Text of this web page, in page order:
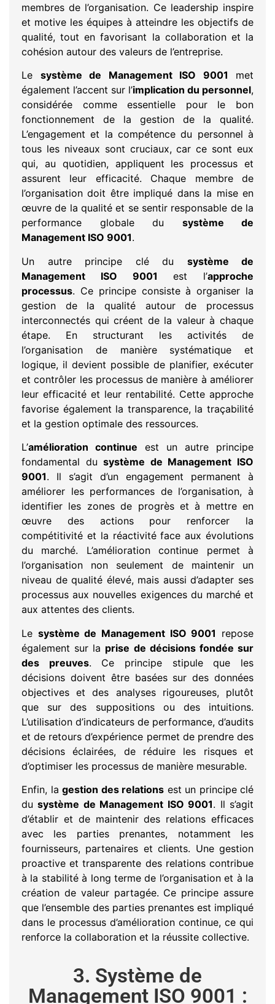
membres de l’organisation. Ce leadership inspire
et motive les équipes à atteindre les objectifs de
qualité, tout en favorisant la collaboration et la
cohésion autour des valeurs de l’entreprise.
Le système de Management ISO 9001 met
également l’accent sur l’implication du personnel,
considérée comme essentielle pour le bon
fonctionnement de la gestion de la qualité.
L’engagement et la compétence du personnel à
tous les niveaux sont cruciaux, car ce sont eux
qui, au quotidien, appliquent les processus et
assurent leur efficacité. Chaque membre de
l’organisation doit être impliqué dans la mise en
œuvre de la qualité et se sentir responsable de la
performance globale du système de
Management ISO 9001.
Un autre principe clé du système de
Management ISO 9001 est l’approche
processus. Ce principe consiste à organiser la
gestion de la qualité autour de processus
interconnectés qui créent de la valeur à chaque
étape. En structurant les activités de
l’organisation de manière systématique et
logique, il devient possible de planifier, exécuter
et contrôler les processus de manière à améliorer
leur efficacité et leur rentabilité. Cette approche
favorise également la transparence, la traçabilité
et la gestion optimale des ressources.
L’amélioration continue est un autre principe
fondamental dusystème de Management ISO
9001. Il s’agit d’un engagement permanent à
améliorer les performances de l’organisation, à
identifier les zones de progrès et à mettre en
œuvre des actions pour renforcer la
compétitivité et la réactivité face aux évolutions
du marché. L’amélioration continue permet à
l’organisation non seulement de maintenir un
niveau de qualité élevé, mais aussi d’adapter ses
processus aux nouvelles exigences du marché et
aux attentes des clients.
Le système de Management ISO 9001 repose
également sur la prise de décisions fondée sur
des preuves. Ce principe stipule que les
décisions doivent être basées sur des données
objectives et des analyses rigoureuses, plutôt
que sur des suppositions ou des intuitions.
L’utilisation d’indicateurs de performance, d’audits
et de retours d’expérience permet de prendre des
décisions éclairées, de réduire les risques et
d’optimiser les processus de manière mesurable.
Enfin, la gestion des relations est un principe clé
dusystème de Management ISO 9001. Il s’agit
d’établir et de maintenir des relations efficaces
avec les parties prenantes, notamment les
fournisseurs, partenaires et clients. Une gestion
proactive et transparente des relations contribue
à la stabilité à long terme de l’organisation et à la
création de valeur partagée. Ce principe assure
que l’ensemble des parties prenantes est impliqué
dans le processus d’amélioration continue, ce qui
renforce la collaboration et la réussite collective.
3. Système de
Management ISO 9001 :